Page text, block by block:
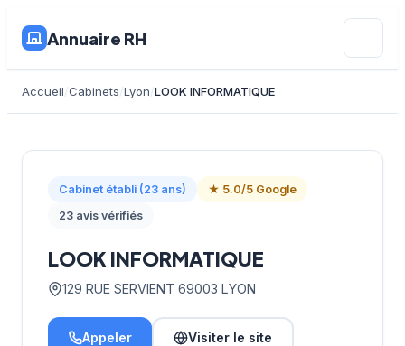
Annuaire RH
Accueil Cabinets Lyon LOOK INFORMATIQUE
Cabinet établi (23 ans)
★ 5.0/5 Google
23 avis vérifiés
LOOK INFORMATIQUE
129 RUE SERVIENT 69003 LYON
Appeler Visiter le site